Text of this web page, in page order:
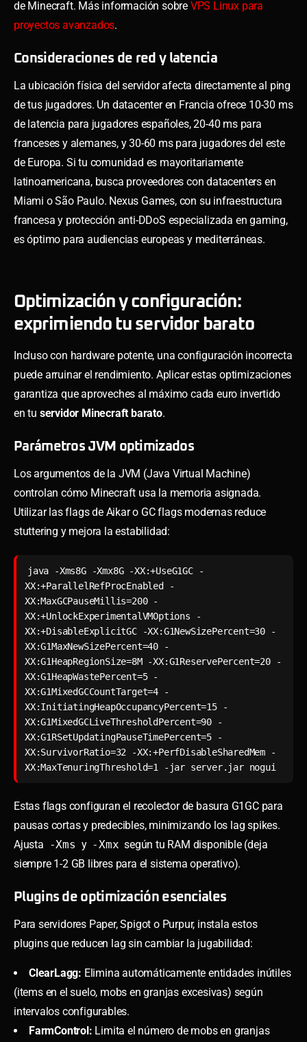
de Minecraft. Más información sobre VPS Linux para
proyectos avanzados.
Consideraciones de red y latencia
La ubicación física del servidor afecta directamente al ping
de tus jugadores. Un datacenter en Francia ofrece 10-30 ms
de latencia para jugadores españoles, 20-40 ms para
franceses y alemanes, y 30-60 ms para jugadores del este
de Europa. Si tu comunidad es mayoritariamente
latinoamericana, busca proveedores con datacenters en
Miami o São Paulo. Nexus Games, con su infraestructura
francesa y protección anti-DDoS especializada en gaming,
es óptimo para audiencias europeas y mediterráneas.
Optimización y configuración:
exprimiendo tu servidor barato
Incluso con hardware potente, una configuración incorrecta
puede arruinar el rendimiento. Aplicar estas optimizaciones
garantiza que aproveches al máximo cada euro invertido
en tu servidor Minecraft barato.
Parámetros JVM optimizados
Los argumentos de la JVM (Java Virtual Machine)
controlan cómo Minecraft usa la memoria asignada.
Utilizar las flags de Aikar o GC flags modernas reduce
stuttering y mejora la estabilidad:
java -Xms8G -Xmx8G -XX:+UseG1GC -
XX:+ParallelRefProcEnabled -
XX:MaxGCPauseMillis=200 -
XX:+UnlockExperimentalVMOptions -
XX:+DisableExplicitGC -XX:G1NewSizePercent=30 -
XX:G1MaxNewSizePercent=40 -
XX:G1HeapRegionSize=8M -XX:G1ReservePercent=20 -
XX:G1HeapWastePercent=5 -
XX:G1MixedGCCountTarget=4 -
XX:InitiatingHeapOccupancyPercent=15 -
XX:G1MixedGCLiveThresholdPercent=90 -
XX:G1RSetUpdatingPauseTimePercent=5 -
XX:SurvivorRatio=32 -XX:+PerfDisableSharedMem -
XX:MaxTenuringThreshold=1 -jar server.jar nogui
Estas flags configuran el recolector de basura G1GC para
pausas cortas y predecibles, minimizando los lag spikes.
Ajusta -Xms y -Xmx según tu RAM disponible (deja
siempre 1-2 GB libres para el sistema operativo).
Plugins de optimización esenciales
Para servidores Paper, Spigot o Purpur, instala estos
plugins que reducen lag sin cambiar la jugabilidad:
ClearLagg: Elimina automáticamente entidades inútiles
(items en el suelo, mobs en granjas excesivas) según
intervalos configurables.
FarmControl: Limita el número de mobs en granjas